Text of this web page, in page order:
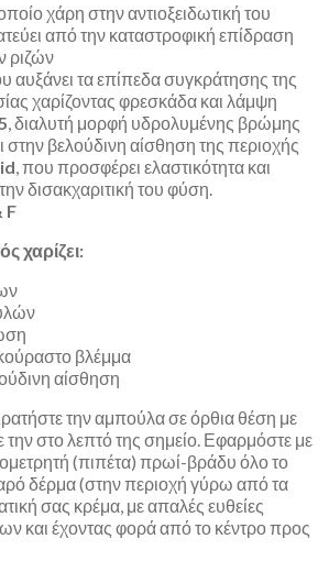
χάρη στην αντιοξειδωτική του
από την καταστροφική επίδραση
ριζών
αυξάνει τα επίπεδα συγκράτησης της
χαρίζοντας φρεσκάδα και λάμψη
, διαλυτή μορφή υδρολυμένης βρώμης
βελούδινη αίσθηση της περιοχής
, που προσφέρει ελαστικότητα και
δισακχαριτική του φύση.
F
χαρίζει:
βλέμμα
αίσθηση
την αμπούλα σε όρθια θέση με
στο λεπτό της σημείο. Εφαρμόστε με
(πιπέτα) πρωί-βράδυ όλο το
δέρμα (στην περιοχή γύρω από τα
σας κρέμα, με απαλές ευθείες
και έχοντας φορά από το κέντρο προς